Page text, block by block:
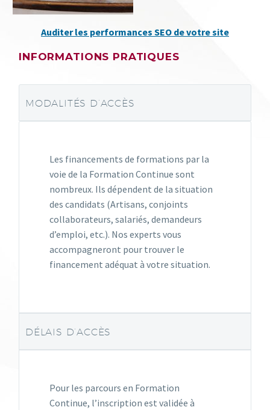
Auditer les performances SEO de votre site
INFORMATIONS PRATIQUES
MODALITÉS D’ACCÈS
Les financements de formations par la
voie de la Formation Continue sont
nombreux. Ils dépendent de la situation
des candidats (Artisans, conjoints
collaborateurs, salariés, demandeurs
d’emploi, etc.). Nos experts vous
accompagneront pour trouver le
financement adéquat à votre situation.
DÉLAIS D’ACCÈS
Pour les parcours en Formation
Continue, l’inscription est validée à